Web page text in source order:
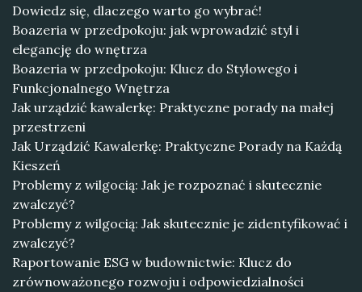
Dowiedz się, dlaczego warto go wybrać!
Boazeria w przedpokoju: jak wprowadzić styl i
elegancję do wnętrza
Boazeria w przedpokoju: Klucz do Stylowego i
Funkcjonalnego Wnętrza
Jak urządzić kawalerkę: Praktyczne porady na małej
przestrzeni
Jak Urządzić Kawalerkę: Praktyczne Porady na Każdą
Kieszeń
Problemy z wilgocią: Jak je rozpoznać i skutecznie
zwalczyć?
Problemy z wilgocią: Jak skutecznie je zidentyfikować i
zwalczyć?
Raportowanie ESG w budownictwie: Klucz do
zrównoważonego rozwoju i odpowiedzialności